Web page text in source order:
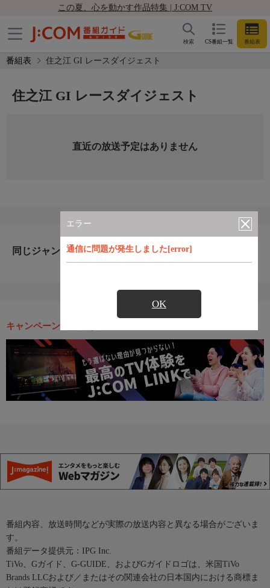
この夏、心を動かす作品特集 | J:COM TV
CS番組一覧 番組表
検索
番組表 住之江 GI レースダイジェスト
エラー
通信に問題が発生しました[error]
OK
住之江 GI レースダイジェスト
直近の放送予定はありません
同じジャンルのおすすめ番組
キャンペーン・お得な情報
番組内容、放送時間などが実際の放送内容と異なる場合がございま
す。
番組データ提供元：IPG Inc.
TiVo、Gガイド、G-GUIDE、およびGガイドロゴは、米国TiVo
Brands LLCおよび／またはその関連会社の日本国内における商標ま